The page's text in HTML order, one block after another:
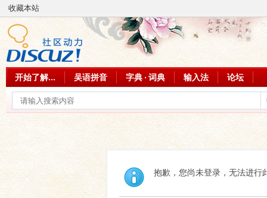
收藏本站
开始了解... 吴语拼音 字典 · 词典 输入法 论坛
抱歉，您尚未登录，无法进行